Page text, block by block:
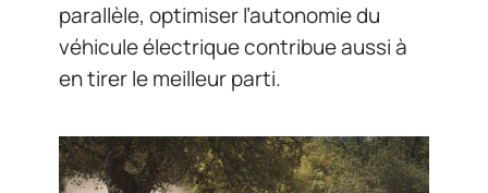
parallèle, optimiser l’autonomie du
véhicule électrique contribue aussi à
en tirer le meilleur parti.